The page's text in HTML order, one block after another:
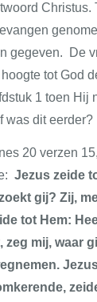
Christus.
gegeven. De
tot God
1 toen Hij
was dit eerder?
20 verzen
Jezus zeide
gij? Zij,
tot Hem:
mij, waar